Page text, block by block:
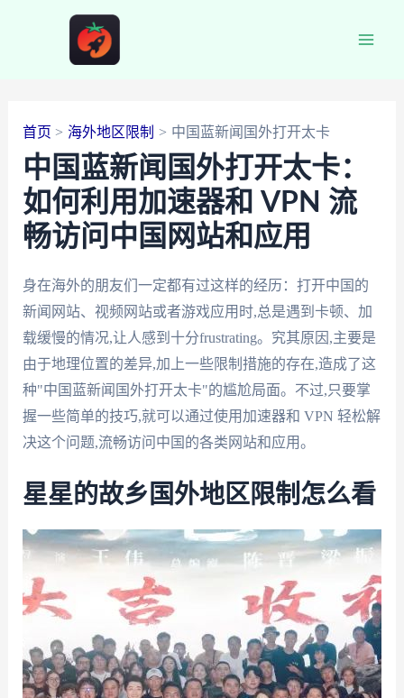
首页 海外地区限制 中国蓝新闻国外打开太卡
中国蓝新闻国外打开太卡：
如何利用加速器和 VPN 流
畅访问中国网站和应用
身在海外的朋友们一定都有过这样的经历：打开中国的
新闻网站、视频网站或者游戏应用时,总是遇到卡顿、加
载缓慢的情况,让人感到十分frustrating。究其原因,主要是
由于地理位置的差异,加上一些限制措施的存在,造成了这
种"中国蓝新闻国外打开太卡"的尴尬局面。不过,只要掌
握一些简单的技巧,就可以通过使用加速器和 VPN 轻松解
决这个问题,流畅访问中国的各类网站和应用。
星星的故乡国外地区限制怎么看